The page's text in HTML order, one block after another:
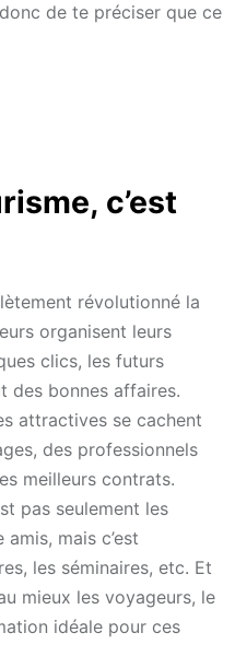
de te préciser que ce
c’est
révolutionné la
organisent leurs
clics, les futurs
des bonnes affaires.
attractives se cachent
des professionnels
meilleurs contrats.
pas seulement les
mais c’est
les séminaires, etc. Et
mieux les voyageurs, le
idéale pour ces